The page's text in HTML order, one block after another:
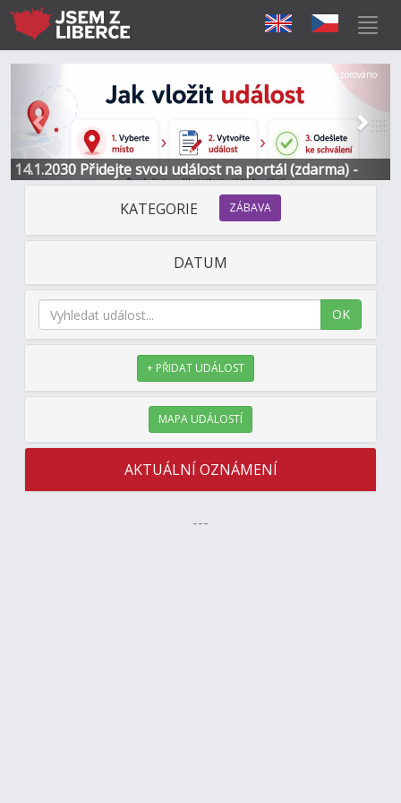
14.1.2030 Přidejte svou událost na portál (zdarma) -
Informace a kontakt
Další
Sponzorováno
KATEGORIE ZÁBAVA
DATUM
OK
+ PŘIDAT UDÁLOST
MAPA UDÁLOSTÍ
AKTUÁLNÍ OZNÁMENÍ
---